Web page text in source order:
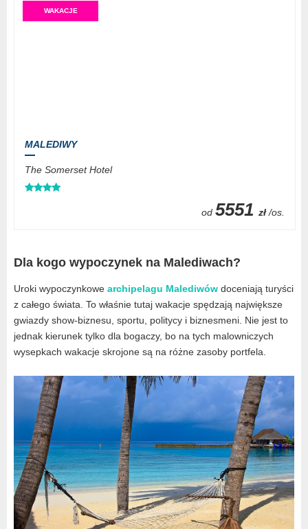
WAKACJE
MALEDIWY
The Somerset Hotel
od 5551 zł /os.
Dla kogo wypoczynek na Malediwach?
Uroki wypoczynkowe archipelagu Malediwów doceniają turyści
z całego świata. To właśnie tutaj wakacje spędzają największe
gwiazdy show-biznesu, sportu, politycy i biznesmeni. Nie jest to
jednak kierunek tylko dla bogaczy, bo na tych malowniczych
wysepkach wakacje skrojone są na różne zasoby portfela.